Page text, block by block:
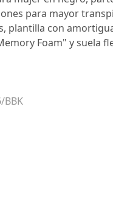
para mayor
plantilla con
Foam" y suela
BBK